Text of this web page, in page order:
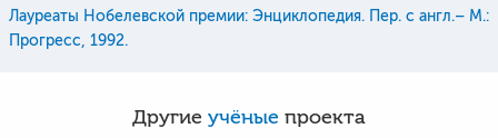
Лауреаты Нобелевской премии: Энциклопедия. Пер. с англ.– М.:
Прогресс, 1992.
Другие учёные проекта